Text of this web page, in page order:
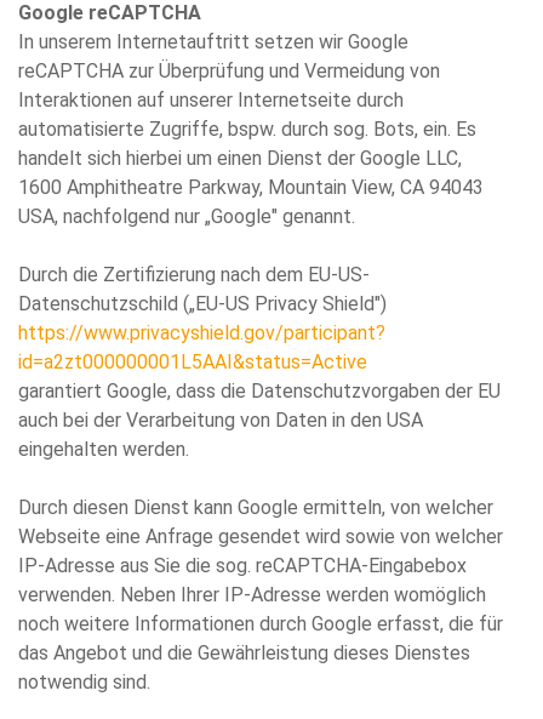
Google reCAPTCHA
In unserem Internetauftritt setzen wir Google
reCAPTCHA zur Überprüfung und Vermeidung von
Interaktionen auf unserer Internetseite durch
automatisierte Zugriffe, bspw. durch sog. Bots, ein. Es
handelt sich hierbei um einen Dienst der Google LLC,
1600 Amphitheatre Parkway, Mountain View, CA 94043
USA, nachfolgend nur „Google" genannt.
Durch die Zertifizierung nach dem EU-US-
Datenschutzschild („EU-US Privacy Shield")
https://www.privacyshield.gov/participant?
id=a2zt000000001L5AAI&status=Active
garantiert Google, dass die Datenschutzvorgaben der EU
auch bei der Verarbeitung von Daten in den USA
eingehalten werden.
Durch diesen Dienst kann Google ermitteln, von welcher
Webseite eine Anfrage gesendet wird sowie von welcher
IP-Adresse aus Sie die sog. reCAPTCHA-Eingabebox
verwenden. Neben Ihrer IP-Adresse werden womöglich
noch weitere Informationen durch Google erfasst, die für
das Angebot und die Gewährleistung dieses Dienstes
notwendig sind.